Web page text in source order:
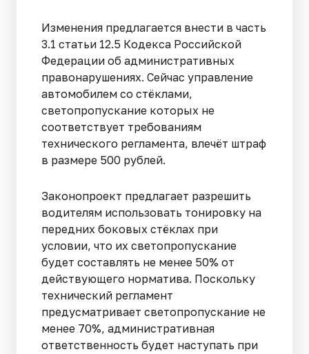
Изменения предлагается внести в часть
3.1 статьи 12.5 Кодекса Российской
Федерации об административных
правонарушениях. Сейчас управление
автомобилем со стёклами,
светопропускание которых не
соответствует требованиям
технического регламента, влечёт штраф
в размере 500 рублей.
Законопроект предлагает разрешить
водителям использовать тонировку на
передних боковых стёклах при
условии, что их светопропускание
будет составлять не менее 50% от
действующего норматива. Поскольку
технический регламент
предусматривает светопропускание не
менее 70%, административная
ответственность будет наступать при